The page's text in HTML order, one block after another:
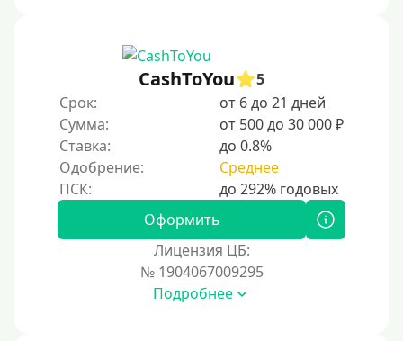
Карты банков и платежные системы
Мастеркард
Через Юнистрим (Unistream)
На Вебмани
Виза (Visa)
CashToYou
5
Срок:
от 6 до 21 дней
Сумма:
от 500 до 30 000 ₽
Ставка:
до 0.8%
Одобрение:
Среднее
Оформить
Лицензия ЦБ:
№ 1904067009295
Подробнее